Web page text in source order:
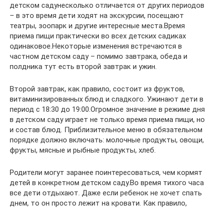
детском садунесколько отличается от других периодов
– в это время дети ходят на экскурсии, посещают
театры, зоопарк и другие интересные места.Время
приема пищи практически во всех детских садиках
одинаковое.Некоторые изменения встречаются в
частном детском саду – помимо завтрака, обеда и
полдника тут есть второй завтрак и ужин.
Второй завтрак, как правило, состоит из фруктов,
витаминизированных блюд и сладкого. Ужинают дети в
период с 18:30 до 19:00.Огромное значение в режиме дня
в детском саду играет не только время приема пищи, но
и состав блюд. Приблизительное меню в обязательном
порядке должно включать: молочные продукты, овощи,
фрукты, мясные и рыбные продукты, хлеб.
Родители могут заранее поинтересоваться, чем кормят
детей в конкретном детском саду.Во время тихого часа
все дети отдыхают. Даже если ребенок не хочет спать
днем, то он просто лежит на кровати. Как правило,